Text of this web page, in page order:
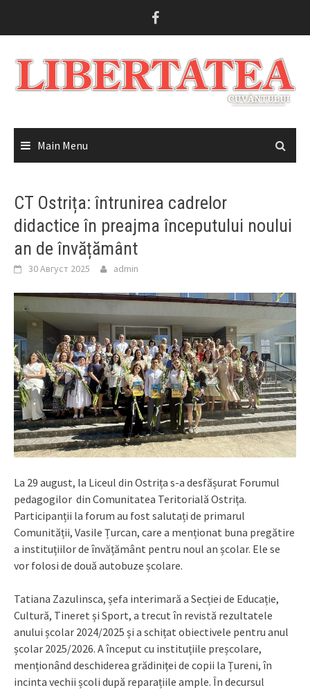
Main Menu
CT Ostrița: întrunirea cadrelor
didactice în preajma începutului noului
an de învățământ
30 Август 2025 admin
La 29 august, la Liceul din Ostrița s-a desfășurat Forumul
pedagogilor din Comunitatea Teritorială Ostrița.
Participanții la forum au fost salutați de primarul
Comunității, Vasile Țurcan, care a menționat buna pregătire
a instituțiilor de învățământ pentru noul an școlar. Ele se
vor folosi de două autobuze școlare.
Tatiana Zazulinsca, șefa interimară a Secției de Educație,
Cultură, Tineret și Sport, a trecut în revistă rezultatele
anului școlar 2024/2025 și a schițat obiectivele pentru anul
școlar 2025/2026. A început cu instituțiile preșcolare,
menționând deschiderea grădiniței de copii la Țureni, în
incinta vechii școli după reparațiile ample. În decursul